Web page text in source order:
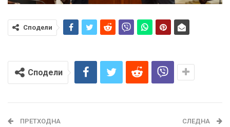
Сподели
Сподели
ПРЕТХОДНА СЛЕДНА